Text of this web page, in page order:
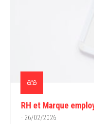
RH et Marque
- 26/02/2026